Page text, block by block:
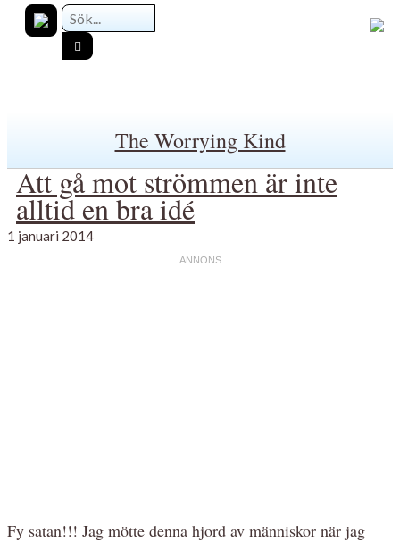
The Worrying Kind
Att gå mot strömmen är inte
alltid en bra idé
1 januari 2014
Fy satan!!! Jag mötte denna hjord av människor när jag